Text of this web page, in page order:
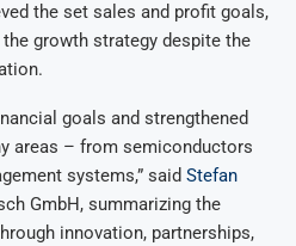
the set sales and profit goals,
growth strategy despite the
goals and strengthened
areas – from semiconductors
systems,” said Stefan
GmbH, summarizing the
innovation, partnerships,